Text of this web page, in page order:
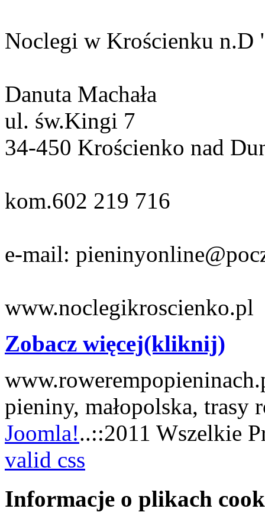
Noclegi w Krościenku n.D
Danuta Machała
ul. św.Kingi 7
34-450 Krościenko nad
kom.602 219 716
e-mail:
www.noclegikroscienko.pl
Zobacz więcej(kliknij)
pieniny, małopolska, trasy
Joomla!..::2011 Wszelkie
valid css
Informacje o plikach